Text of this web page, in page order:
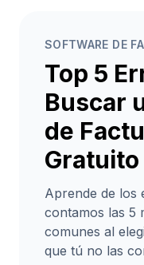
Leer
SOFTWARE DE
Top 5
Buscar
de
Gratuito
Aprende de los
contamos las 5
comunes al
que tú no las